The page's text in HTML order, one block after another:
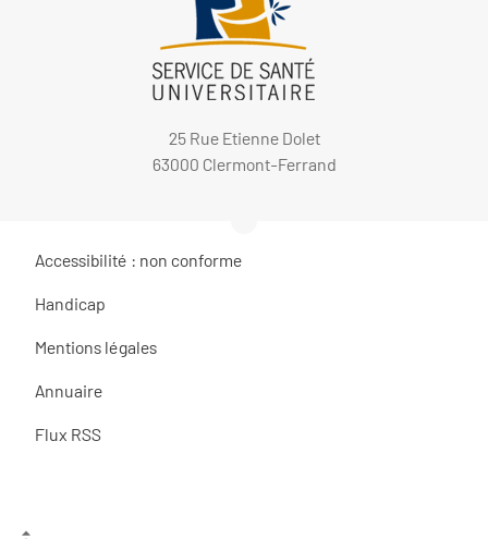
25 Rue Etienne Dolet
63000 Clermont-Ferrand
Accessibilité : non conforme
Handicap
Mentions légales
Annuaire
Flux RSS